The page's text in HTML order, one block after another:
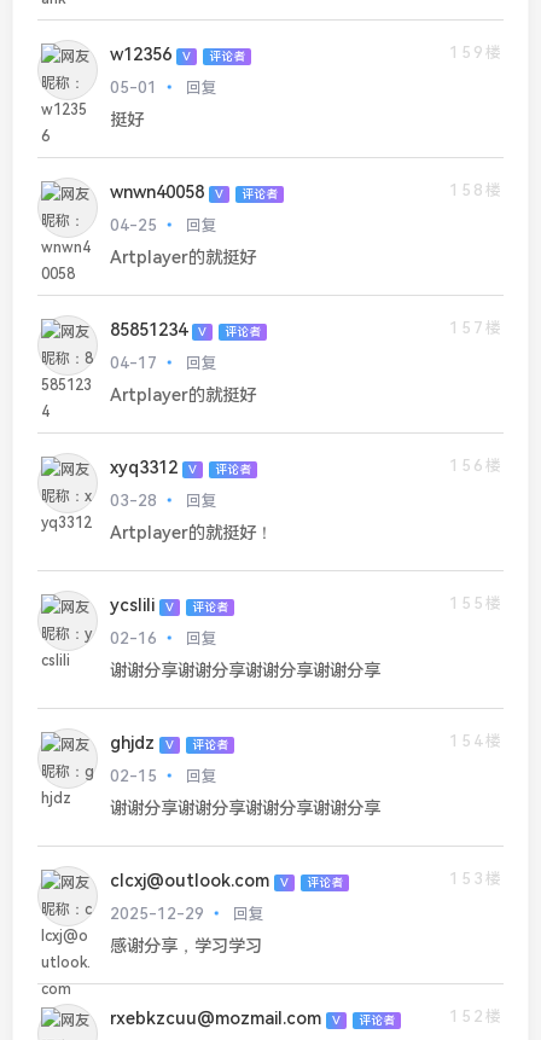
w12356 V 评论者
159楼
05-01
回复
挺好
wnwn40058 V 评论者
158楼
04-25
回复
Artplayer的就挺好
85851234 V 评论者
157楼
04-17
回复
Artplayer的就挺好
xyq3312 V 评论者
156楼
03-28
回复
Artplayer的就挺好！
ycslili V 评论者
155楼
02-16
回复
谢谢分享谢谢分享谢谢分享谢谢分享
ghjdz V 评论者
154楼
02-15
回复
谢谢分享谢谢分享谢谢分享谢谢分享
clcxj@outlook.com V 评论者
153楼
2025-12-29
回复
感谢分享，学习学习
rxebkzcuu@mozmail.com V 评论者
152楼